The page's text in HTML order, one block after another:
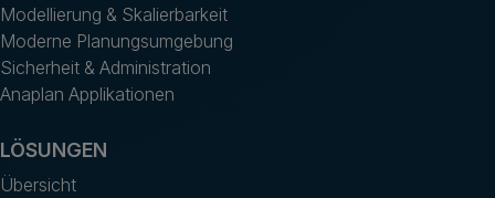
Modellierung & Skalierbarkeit
Moderne Planungsumgebung
Sicherheit & Administration
Anaplan Applikationen
LÖSUNGEN
Übersicht